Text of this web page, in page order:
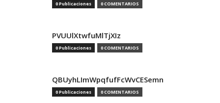
0 Publicaciones 0 COMENTARIOS
PVUUlXtwfuMlTjXIz
0 Publicaciones 0 COMENTARIOS
QBUyhLImWpqfufFcWvCESemn
0 Publicaciones 0 COMENTARIOS